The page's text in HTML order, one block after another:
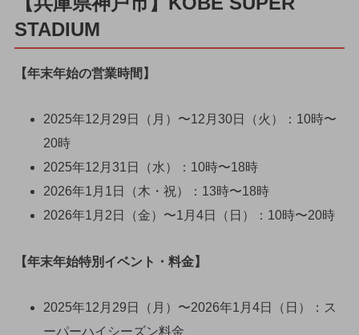
STADIUM
【年末年始の営業時間】
2025年12月29日（月）〜12月30日（火）：10時〜
20時
2025年12月31日（水）：10時〜18時
2026年1月1日（木・祝）：13時〜18時
2026年1月2日（金）〜1月4日（日）：10時〜20時
【年末年始特別イベント・料金】
2025年12月29日（月）〜2026年1月4日（日）：ス
ーパーハイシーズン料金